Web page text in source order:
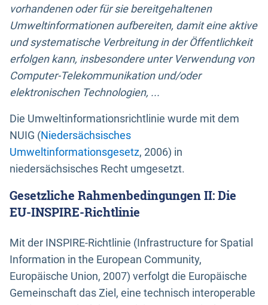
vorhandenen oder für sie bereitgehaltenen
Umweltinformationen aufbereiten, damit eine aktive
und systematische Verbreitung in der Öffentlichkeit
erfolgen kann, insbesondere unter Verwendung von
Computer-Telekommunikation und/oder
elektronischen Technologien, ...
Die Umweltinformationsrichtlinie wurde mit dem
NUIG (Niedersächsisches
Umweltinformationsgesetz, 2006) in
niedersächsisches Recht umgesetzt.
Gesetzliche Rahmenbedingungen II: Die
EU-INSPIRE-Richtlinie
Mit der INSPIRE-Richtlinie (Infrastructure for Spatial
Information in the European Community,
Europäische Union, 2007) verfolgt die Europäische
Gemeinschaft das Ziel, eine technisch interoperable